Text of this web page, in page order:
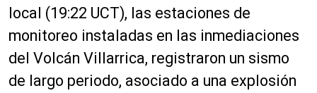
local (19:22 UCT), las estaciones de
monitoreo instaladas en las inmediaciones
del Volcán Villarrica, registraron un sismo
de largo periodo, asociado a una explosión